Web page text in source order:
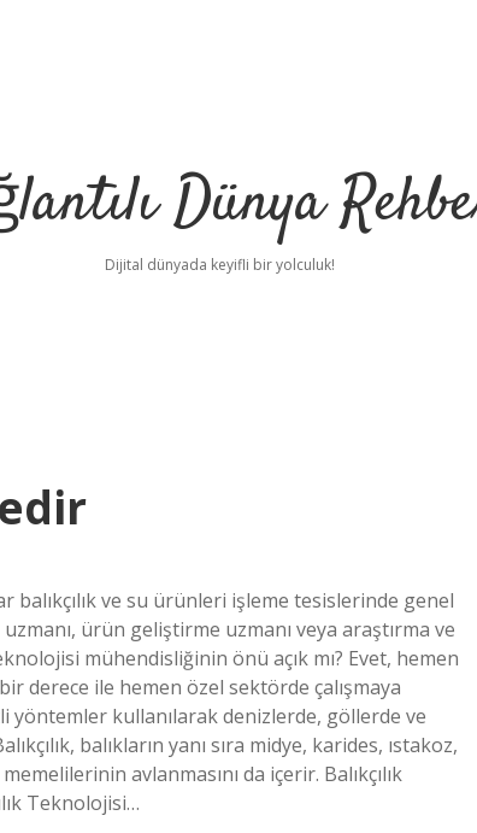
Dünya
Dijital dünyada keyifli bir yolculuk!
balıkçılık ve su ürünleri işleme tesislerinde genel
ürün geliştirme uzmanı veya araştırma ve
mühendisliğinin önü açık mı? Evet, hemen
derece ile hemen özel sektörde çalışmaya
yöntemler kullanılarak denizlerde, göllerde ve
balıkların yanı sıra midye, karides, ıstakoz,
avlanmasını da içerir. Balıkçılık
Teknolojisi…
deneme